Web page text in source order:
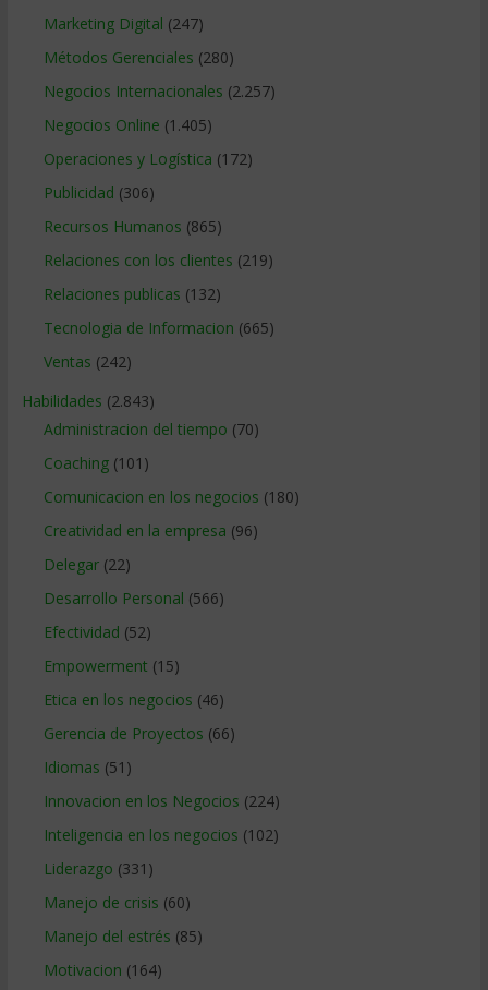
Marketing Digital (247)
Métodos Gerenciales (280)
Negocios Internacionales (2.257)
Negocios Online (1.405)
Operaciones y Logística (172)
Publicidad (306)
Recursos Humanos (865)
Relaciones con los clientes (219)
Relaciones publicas (132)
Tecnologia de Informacion (665)
Ventas (242)
Habilidades (2.843)
Administracion del tiempo (70)
Coaching(101)
Comunicacion en los negocios (180)
Creatividad en la empresa (96)
Delegar(22)
Desarrollo Personal (566)
Efectividad (52)
Empowerment (15)
Etica en los negocios (46)
Gerencia de Proyectos (66)
Idiomas (51)
Innovacion en los Negocios (224)
Inteligencia en los negocios (102)
Liderazgo (331)
Manejo de crisis (60)
Manejo del estrés (85)
Motivacion (164)